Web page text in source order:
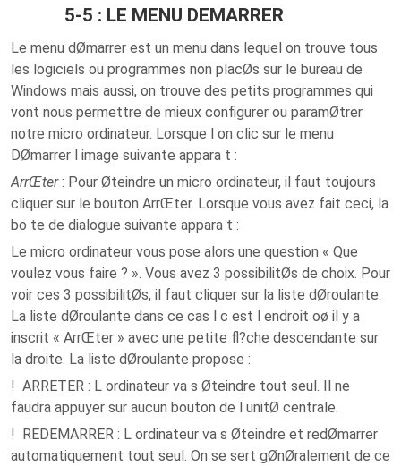
5-5 : LE MENU DEMARRER
Le menu dØmarrer est un menu dans lequel on trouve tous
les logiciels ou programmes non placØs sur le bureau de
Windows mais aussi, on trouve des petits programmes qui
vont nous permettre de mieux configurer ou paramØtrer
notre micro ordinateur. Lorsque l on clic sur le menu
DØmarrer l image suivante appara t :
ArrŒter: Pour Øteindre un micro ordinateur, il faut toujours
cliquer sur le bouton ArrŒter. Lorsque vous avez fait ceci, la
bo te de dialogue suivante appara t :
Le micro ordinateur vous pose alors une question « Que
voulez vous faire ? ». Vous avez 3 possibilitØs de choix. Pour
voir ces 3 possibilitØs, il faut cliquer sur la liste dØroulante.
La liste dØroulante dans ce cas l c est l endroit oø il y a
inscrit « ArrŒter » avec une petite fl?che descendante sur
la droite. La liste dØroulante propose :
! ARRETER : L ordinateur va s Øteindre tout seul. Il ne
faudra appuyer sur aucun bouton de l unitØ centrale.
! REDEMARRER : L ordinateur va s Øteindre et redØmarrer
automatiquement tout seul. On se sert gØnØralement de ce